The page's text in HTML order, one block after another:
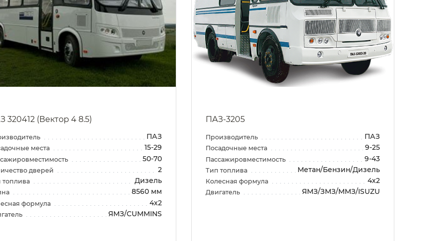
320412 (Вектор 4 8.5)
ПАЗ
места 15-29
50-70
дверей 2
топлива Дизель
8560 мм
формула 4х2
ЯМЗ/CUMMINS
ПАЗ-3205
Производитель ПАЗ
Посадочные места 9-25
Пассажировместимость 9-43
Тип топлива Метан/Бензин/Дизель
Колесная формула 4х2
Двигатель ЯМЗ/ЗМЗ/ММЗ/ISUZU